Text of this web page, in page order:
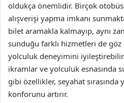
oldukça önemlidir. Birçok
alışverişi yapma imkanı
bilet aramakla kalmayıp, aynı
sunduğu farklı hizmetleri de
yolculuk deneyimini
ikramlar ve yolculuk esnasında
gibi özellikler, seyahat sırasında
konforunu artırır.